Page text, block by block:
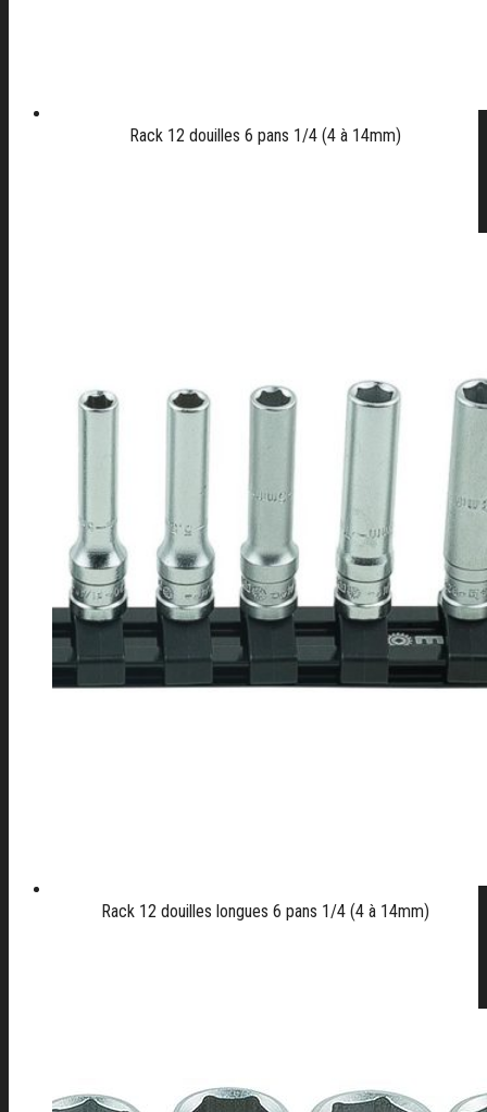
Rack 12 douilles 6 pans 1/4 (4 à 14mm)
Rack 12 douilles longues 6 pans 1/4 (4 à 14mm)